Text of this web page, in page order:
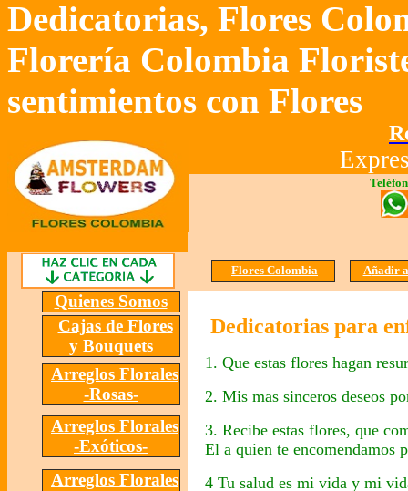
Dedicatorias, Flores
Florería Colombia
sentimientos con Flores
R
Flores Colombia Añadir
Quienes Somos
Cajas de Flores
y Bouquets
Dedicatorias para
1. Que estas flores hagan
2. Mis mas sinceros deseos
3. Recibe estas flores, que
El a quien te encomendamos
4 Tu salud es mi vida y mi
Arreglos Florales
-Rosas-
Arreglos Florales
-Exóticos-
Arreglos Florales